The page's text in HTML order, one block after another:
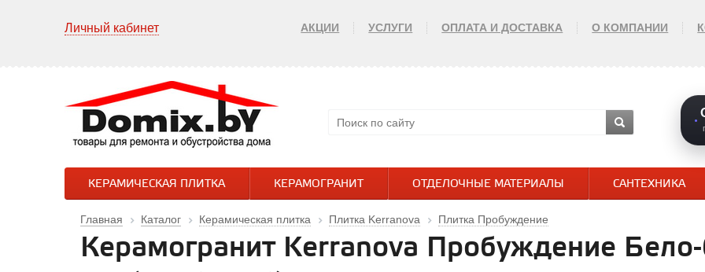
Личный кабинет АКЦИИ УСЛУГИ ОПЛАТА И ДОСТАВКА О КОМПАНИИ
КЕРАМИЧЕСКАЯ ПЛИТКА КЕРАМОГРАНИТ ОТДЕЛОЧНЫЕ МАТЕРИАЛЫ САНТЕХНИКА
Главная Каталог Керамическая плитка Плитка Kerranova Плитка Пробуждение
Керамогранит Kerranova Пробуждение